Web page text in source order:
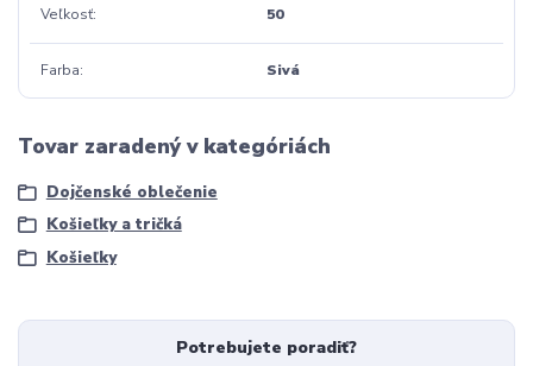
Veľkosť 50
Farba Sivá
Tovar zaradený v kategóriách
Dojčenské oblečenie
Košieľky a tričká
Košieľky
Potrebujete poradiť?